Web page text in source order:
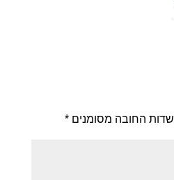
שדות החובה מסומנים *